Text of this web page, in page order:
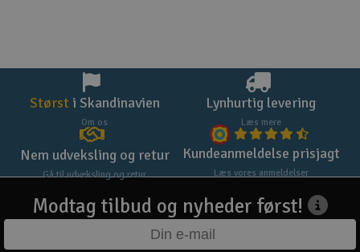
Størst i Skandinavien
Om os
Lynhurtig levering
Læs mere
Nem udveksling og retur
Gå til udveksling og retur
Kundeanmeldelse prisjagt
Læs vores anmeldelser
Modtag tilbud og nyheder først!